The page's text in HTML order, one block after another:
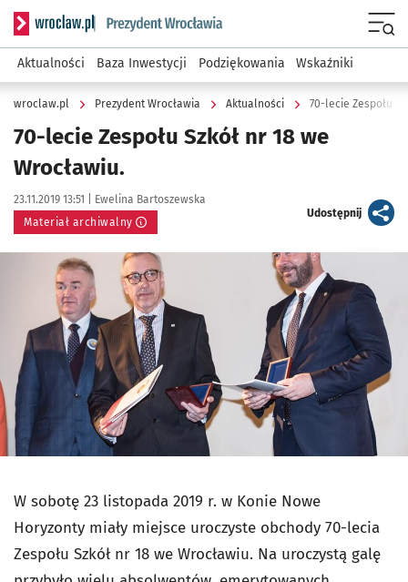
Serwis informacyjny wroclaw.pl podserwis: Prezydent
Aktualności Baza Inwestycji Podziękowania Wskaźniki
wroclaw.pl Prezydent Wrocławia Aktualności 70-lecie Zespołu
70-lecie Zespołu Szkół nr 18 we
Wrocławiu.
Data publikacji:
23.11.2019 13:51 | Autor:
Ewelina Bartoszewska
Materiał archiwalny
Udostępnijartykuł
Kliknij, aby powiększyć
W sobotę 23 listopada 2019 r. w Konie Nowe
Horyzonty miały miejsce uroczyste obchody 70-lecia
Zespołu Szkół nr 18 we Wrocławiu. Na uroczystą galę